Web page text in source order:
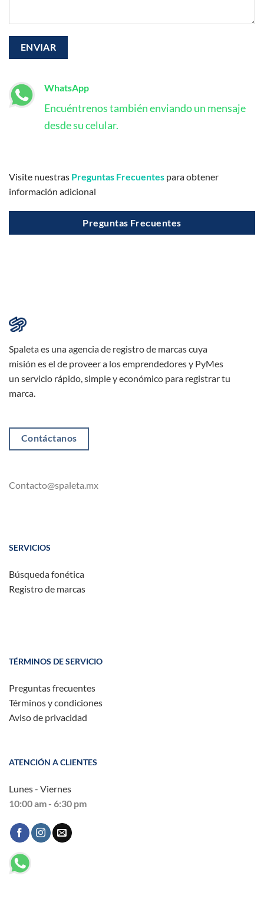
WhatsApp
Encuéntrenos también enviando un mensaje
desde su celular.
Visite nuestras Preguntas Frecuentes para obtener
información adicional
Preguntas Frecuentes
Spaleta es una agencia de registro de marcas cuya
misión es el de proveer a los emprendedores y PyMes
un servicio rápido, simple y económico para registrar tu
marca.
Contáctanos
Contacto@spaleta.mx
SERVICIOS
Búsqueda fonética
Registro de marcas
TÉRMINOS DE SERVICIO
Preguntas frecuentes
Términos y condiciones
Aviso de privacidad
ATENCIÓN A CLIENTES
Lunes - Viernes
10:00 am - 6:30 pm